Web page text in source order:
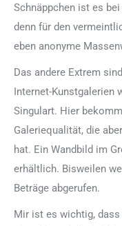
Schnäppchen ist es
denn für den
eben anonyme
Das andere Extrem
Internet-Kunstgalerien
Singulart. Hier
Galeriequalität, die
hat. Ein Wandbild im
erhältlich. Bisweilen
Beträge abgerufen.
Mir ist es wichtig,